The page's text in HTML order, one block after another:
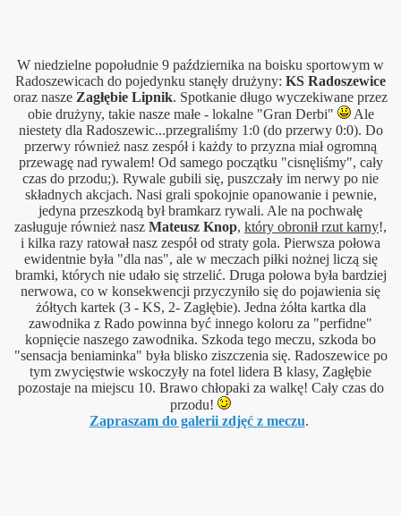
W niedzielne popołudnie 9 października na boisku sportowym w
Radoszewicach do pojedynku stanęły drużyny: KS Radoszewice
oraz nasze Zagłębie Lipnik. Spotkanie długo wyczekiwane przez
obie drużyny, takie nasze małe - lokalne "Gran Derbi"
Ale
niestety dla Radoszewic...przegraliśmy 1:0 (do przerwy 0:0). Do
przerwy również nasz zespół i każdy to przyzna miał ogromną
przewagę nad rywalem! Od samego początku "cisnęliśmy", cały
czas do przodu;). Rywale gubili się, puszczały im nerwy po nie
składnych akcjach. Nasi grali spokojnie opanowanie i pewnie,
jedyna przeszkodą był bramkarz rywali. Ale na pochwałę
zasługuje również nasz Mateusz Knop, który obronił rzut karny!,
i kilka razy ratował nasz zespół od straty gola. Pierwsza połowa
ewidentnie była "dla nas", ale w meczach piłki nożnej liczą się
bramki, których nie udało się strzelić. Druga połowa była bardziej
nerwowa, co w konsekwencji przyczyniło się do pojawienia się
żółtych kartek (3 - KS, 2- Zagłębie). Jedna żółta kartka dla
zawodnika z Rado powinna być innego koloru za "perfidne"
kopnięcie naszego zawodnika. Szkoda tego meczu, szkoda bo
"sensacja beniaminka" była blisko ziszczenia się. Radoszewice po
tym zwycięstwie wskoczyły na fotel lidera B klasy, Zagłębie
pozostaje na miejscu 10. Brawo chłopaki za walkę! Cały czas do
przodu!
Zapraszam do galerii zdjęć z meczu.
2012
2012!
na "pod bór"
Gminie Siemkowice A.D. 2013